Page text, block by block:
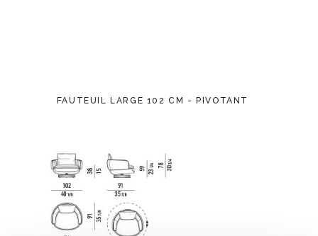
FAUTEUIL LARGE 102 CM - PIVOTANT